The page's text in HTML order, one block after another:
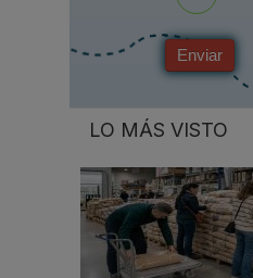
Enviar
LO MÁS VISTO